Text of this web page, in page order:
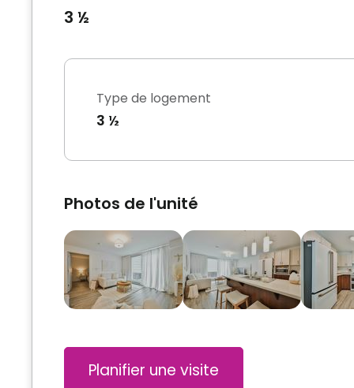
3 ½
Type de logement
3 ½
Photos de l'unité
Planifier une visite